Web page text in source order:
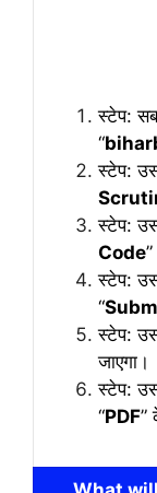
स्टेप:
“
स्टेप:
स्टेप:
Code
स्टेप:
“
स्टेप:
जाएगा।
स्टेप:
“PDF”